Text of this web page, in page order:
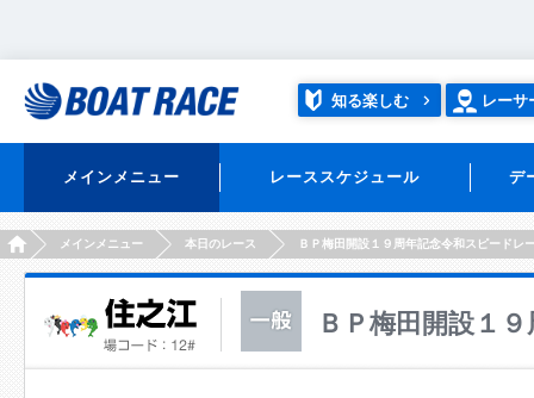
知る楽しむ レーサ
メインメニュー レーススケジュール デ
HOMEメインメニュー 本日のレース ＢＰ梅田開設１９周年記念令和スピードレ
ＢＰ梅田開設１